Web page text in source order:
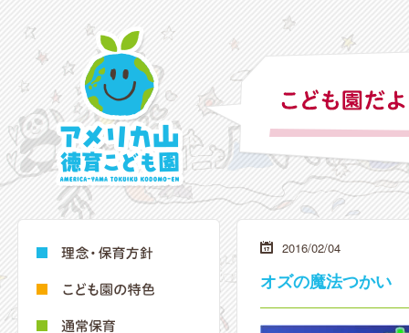
2016/02/04
オズの魔法つかい